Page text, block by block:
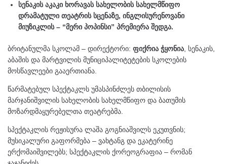
სენაკის აკაკი ხორავას სახელობის სახელმწიფო
დრამატული თეატრის სცენაზე, ინგლისურენოვანი
მიუზიკლის – “მერი პოპინსი” პრემიერა შედგა.
ბრიტანულმა სკოლამ – დირექტორი: ფიქრია ჭყონია, სენაკის,
აბაშის და მარტვილის მუნიციპალიტეტების სკოლების
მოსწავლეები გააერთიანა.
წარმატებულ სპექტაკლს უმასპინძლეს თბილისის
მარჯანიშვილის სახელობის სახელმწიფო და ბათუმის
მოზარდმაყურებელთა თეატრებმა.
სპექტაკლის რეჟისურა ლაშა გოგნიაშვილს ეკუთვნის;
მუსიკალური გაფორმება – ვახტანგ და ეკატერინე
ერქომაიშვილებს; სპექტაკლის ქორეოგრაფია – რომან